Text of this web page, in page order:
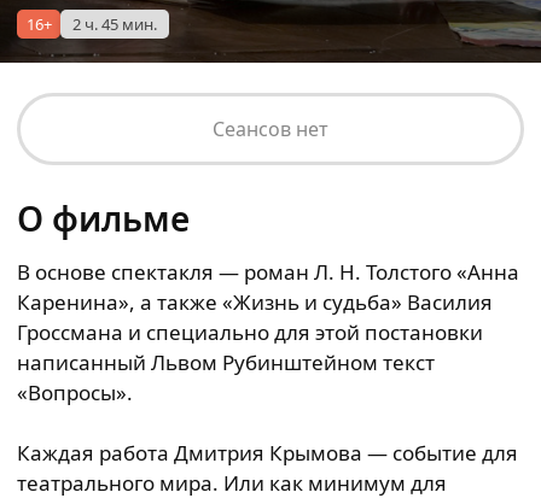
16+ 2 ч. 45 мин.
Сеансов нет
О фильме
В основе спектакля — роман Л. Н. Толстого «Анна
Каренина», а также «Жизнь и судьба» Василия
Гроссмана и специально для этой постановки
написанный Львом Рубинштейном текст
«Вопросы».
Каждая работа Дмитрия Крымова — событие для
театрального мира. Или как минимум для